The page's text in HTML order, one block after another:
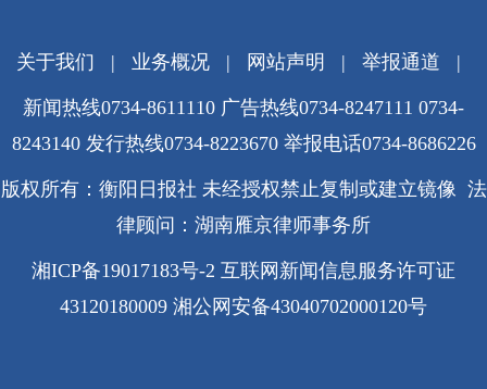
关于我们 | 业务概况| 网站声明 | 举报通道 |
新闻热线0734-8611110 广告热线0734-8247111 0734-
8243140 发行热线0734-8223670 举报电话0734-8686226
版权所有：衡阳日报社 未经授权禁止复制或建立镜像 法
律顾问：湖南雁京律师事务所
湘ICP备19017183号-2 互联网新闻信息服务许可证
43120180009 湘公网安备43040702000120号